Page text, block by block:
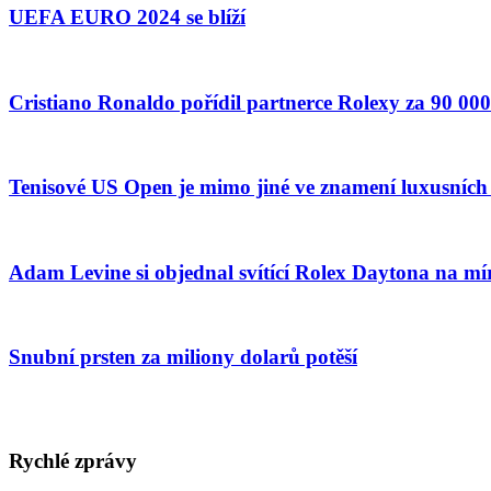
UEFA EURO 2024 se blíží
Cristiano Ronaldo pořídil partnerce Rolexy za 90
Tenisové US Open je mimo jiné ve znamení
Adam Levine si objednal svítící Rolex Daytona na
Snubní prsten za miliony dolarů potěší
Rychlé zprávy